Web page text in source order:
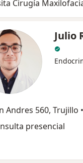
Cirugía
Julio
Andres 560, Trujillo •
presencial